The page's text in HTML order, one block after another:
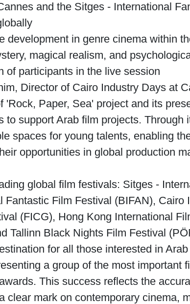
and the Sitges - International
development in genre cinema within
magical realism, and
participants in the live session.
Director of Cairo Industry Days at
Paper, Sea' project and its
support Arab film projects. Through
spaces for young talents, enabling
opportunities in global production
global film festivals: Sitges -
Film Festival (BIFAN), Cairo
(FICG), Hong Kong International
Tallinn Black Nights Film Festival
for all those interested in
a group of the most important
This success reflects the
clear mark on contemporary cinema,